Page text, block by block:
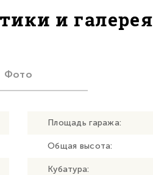
и галерея
Фото
Площадь гаража:
Общая высота:
Кубатура: